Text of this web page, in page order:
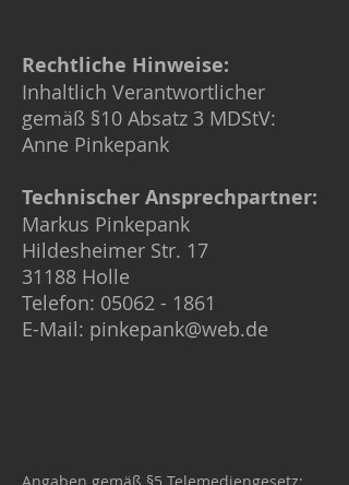
Rechtliche Hinweise:
Inhaltlich Verantwortlicher
gemäß §10 Absatz 3 MDStV:
Anne Pinkepank
Technischer Ansprechpartner:
Markus Pinkepank
Hildesheimer Str. 17
31188 Holle
Telefon: 05062 - 1861
E-Mail: pinkepank@web.de